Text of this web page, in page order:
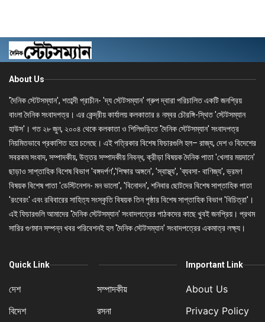
About Us
'দৈনিক স্টেটসম্যান', শতাব্দী প্রাচীন- 'দ্য স্টেটসম্যান' গ্রুপ দ্বারা পরিচালিত একটি জনপ্রিয়
বাংলা দৈনিক সংবাদপত্র। এর কেন্দ্রীয় কার্যালয় কলকাতার ৪ নম্বর চৌরঙ্গি-স্থিত 'স্টেটসম্যান
হাউস'। গত ২৮ জুন, ২০০৪ থেকে কলকাতা ও শিলিগুড়িতে 'দৈনিক স্টেটসম্যান' সংবাদপত্র
নিয়মিতভাবে প্রকাশিত হয়ে চলেছে। এই পত্রিকার বিশেষ ফিচারগুলি হল– রাজ্য, দেশ ও বিদেশের
সবরকম সংবাদ, সম্পাদকীয়, উত্তর সম্পাদকীয় নিবন্ধ, ক্রীড়া বিষয়ক দৈনিক পাতা 'খেলার ময়দানে'
ছাড়াও সাপ্তাহিক বিশেষ বিভাগ 'বঙ্গদর্পণ','শিক্ষার অঙ্গনে', 'স্বাস্থ্য', 'ব্যবসা- বাণিজ্য', ভ্রমণ
বিষয়ক বিশেষ পাতা 'ডেস্টিনেশন- মন ভালো', 'বিনোদন', শনিবার ছোটদের বিশেষ সাপ্তাহিক পাতা
'রংবেরং' এবং রবিবারের সাহিত্য সংস্কৃতি বিষয়ক তিন পৃষ্ঠার বিশেষ সাপ্তাহিক বিভাগ 'বিচিত্রা'।
এই ফিচারগুলি আমাদের 'দৈনিক স্টেটসম্যান' সংবাদপত্রের পাঠকদের কাছে খুবই জনপ্রিয়। প্রথম
সারির গুণমান সম্পন্ন খবর পরিবেশনই হল 'দৈনিক স্টেটসম্যান' সংবাদপত্রের একমাত্র লক্ষ্য।
Quick Link
দেশ
বিদেশ
সম্পাদকীয়
রসনা
Important Link
About Us
Privacy Policy